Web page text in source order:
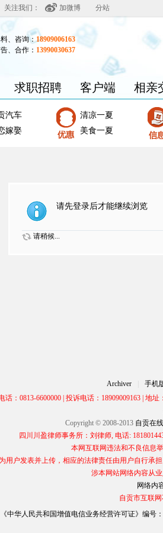
关注我们： 加微博 分站
、咨询：18909006163
、合作： 13990030637
求职招聘 客户端 相亲
汽车
嫁娶
清凉一夏
美食一夏
请先登录后才能继续浏览
请稍候...
Archiver 手机
话：0813-6600000 | 投诉电话：18909009163 |
Copyright © 2008-2013 自贡在线
四川川盈律师事务所：刘律师, 电话:
本网互联网违法和不良信息举
用户发表并上传，相应的法律责任由用户自行承
涉本网站网络内容从
网络内
自贡市互联
《中华人民共和国增值电信业务经营许可证》编号